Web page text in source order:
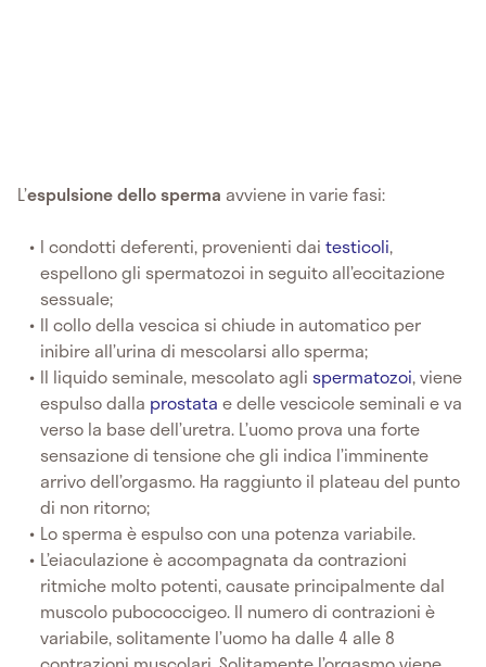
L’espulsione dello sperma avviene in varie fasi:
I condotti deferenti, provenienti daitesticoli,
espellono gli spermatozoi in seguito all’eccitazione
sessuale;
Il collo della vescica si chiude in automatico per
inibire all’urina di mescolarsi allo sperma;
Il liquido seminale, mescolato aglispermatozoi, viene
espulso dalla prostata e delle vescicole seminali e va
verso la base dell’uretra. L’uomo prova una forte
sensazione di tensione che gli indica l’imminente
arrivo dell’orgasmo. Ha raggiunto il plateau del punto
di non ritorno;
Lo sperma è espulso con una potenza variabile.
L’eiaculazione è accompagnata da contrazioni
ritmiche molto potenti, causate principalmente dal
muscolo pubococcigeo. Il numero di contrazioni è
variabile, solitamente l’uomo ha dalle 4 alle 8